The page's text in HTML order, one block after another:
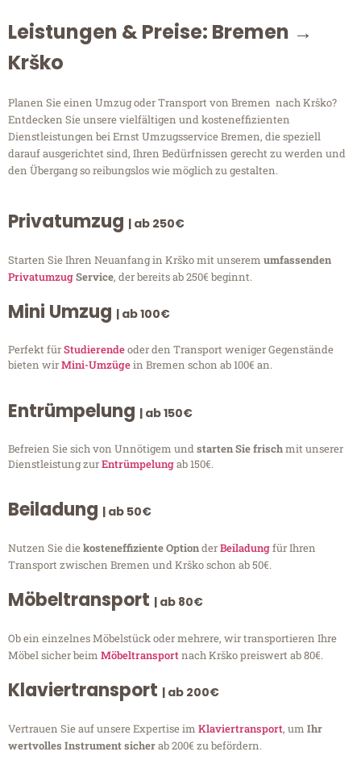
Leistungen & Preise: Bremen →
Krško
Planen Sie einen Umzug oder Transport von Bremen nach Krško?
Entdecken Sie unsere vielfältigen und kosteneffizienten
Dienstleistungen bei Ernst Umzugsservice Bremen, die speziell
darauf ausgerichtet sind, Ihren Bedürfnissen gerecht zu werden und
den Übergang so reibungslos wie möglich zu gestalten.
Privatumzug | ab 250€
Starten Sie Ihren Neuanfang in Krško mit unserem umfassenden
PrivatumzugService, der bereits ab 250€ beginnt.
Mini Umzug | ab 100€
Perfekt fürStudierendeoder den Transport weniger Gegenstände
bieten wirMini-Umzügein Bremen schon ab 100€ an.
Entrümpelung | ab 150€
Befreien Sie sich von Unnötigem undstarten Sie frischmit unserer
Dienstleistung zurEntrümpelungab 150€.
Beiladung | ab 50€
Nutzen Sie diekosteneffiziente OptionderBeiladungfür Ihren
Transport zwischen Bremen und Krško schon ab 50€.
Möbeltransport | ab 80€
Ob ein einzelnes Möbelstück oder mehrere, wir transportieren Ihre
Möbel sicher beim Möbeltransportnach Krško preiswert ab 80€.
Klaviertransport | ab 200€
Vertrauen Sie auf unsere Expertise im Klaviertransport, um Ihr
wertvolles Instrument sicherab 200€ zu befördern.